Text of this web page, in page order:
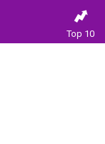
Top 10